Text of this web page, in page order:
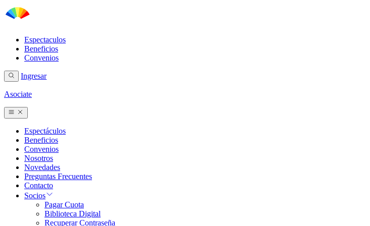
Espectaculos
Beneficios
Convenios
Ingresar
Asociate
Espectáculos
Beneficios
Convenios
Nosotros
Novedades
Preguntas Frecuentes
Contacto
Socios
Pagar Cuota
Biblioteca Digital
Recuperar Contraseña